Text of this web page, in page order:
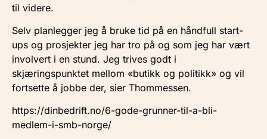
til videre.
Selv planlegger jeg å bruke tid på en håndfull start-
ups og prosjekter jeg har tro på og som jeg har vært
involvert i en stund. Jeg trives godt i
skjæringspunktet mellom «butikk og politikk» og vil
fortsette å jobbe der, sier Thommessen.
https://dinbedrift.no/6-gode-grunner-til-a-bli-
medlem-i-smb-norge/